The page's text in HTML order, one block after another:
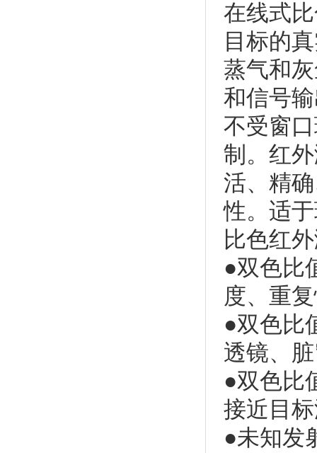
在线式
目标的
蒸气和
和信号
不受窗
制。红
活、精
性。适
比色红
●双色比
度、重
●双色比
透镜、
●双色比
接近目
●未知发